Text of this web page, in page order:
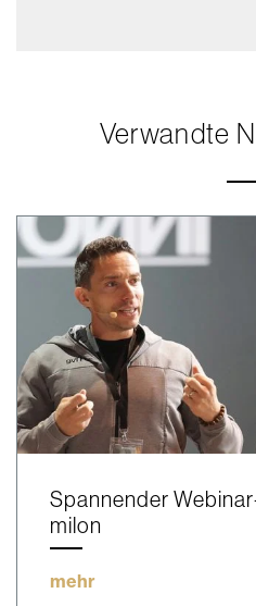
Verwandte
Spannender
milon
mehr